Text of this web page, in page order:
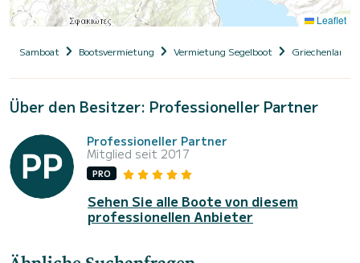
Leaflet
Samboat Bootsvermietung Vermietung Segelboot Griechenland
Über den Besitzer: Professioneller Partner
Professioneller Partner
Mitglied seit 2017
PRO
Sehen Sie alle Boote von diesem
professionellen Anbieter